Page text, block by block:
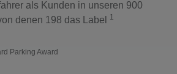
als Kunden in unseren 900
denen 198 das Label
1
Parking Award